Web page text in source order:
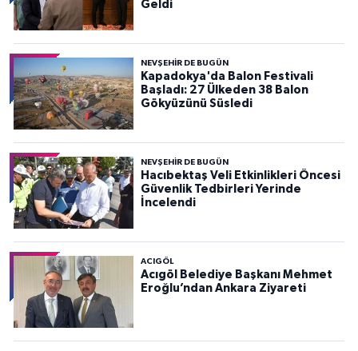
Geldi
NEVŞEHIR DE BUGÜN
Kapadokya'da Balon Festivali
Başladı: 27 Ülkeden 38 Balon
Gökyüzünü Süsledi
NEVŞEHIR DE BUGÜN
Hacıbektaş Veli Etkinlikleri Öncesi
Güvenlik Tedbirleri Yerinde
İncelendi
ACIGÖL
Acıgöl Belediye Başkanı Mehmet
Eroğlu’ndan Ankara Ziyareti